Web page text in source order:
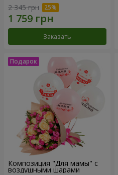
2 345 грн
Заказать
Композиция "Для мамы" с
воздушными шарами